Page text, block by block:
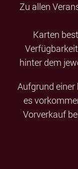
Zu allen
Karten
hinter dem
Aufgrund
es
Vorverkauf